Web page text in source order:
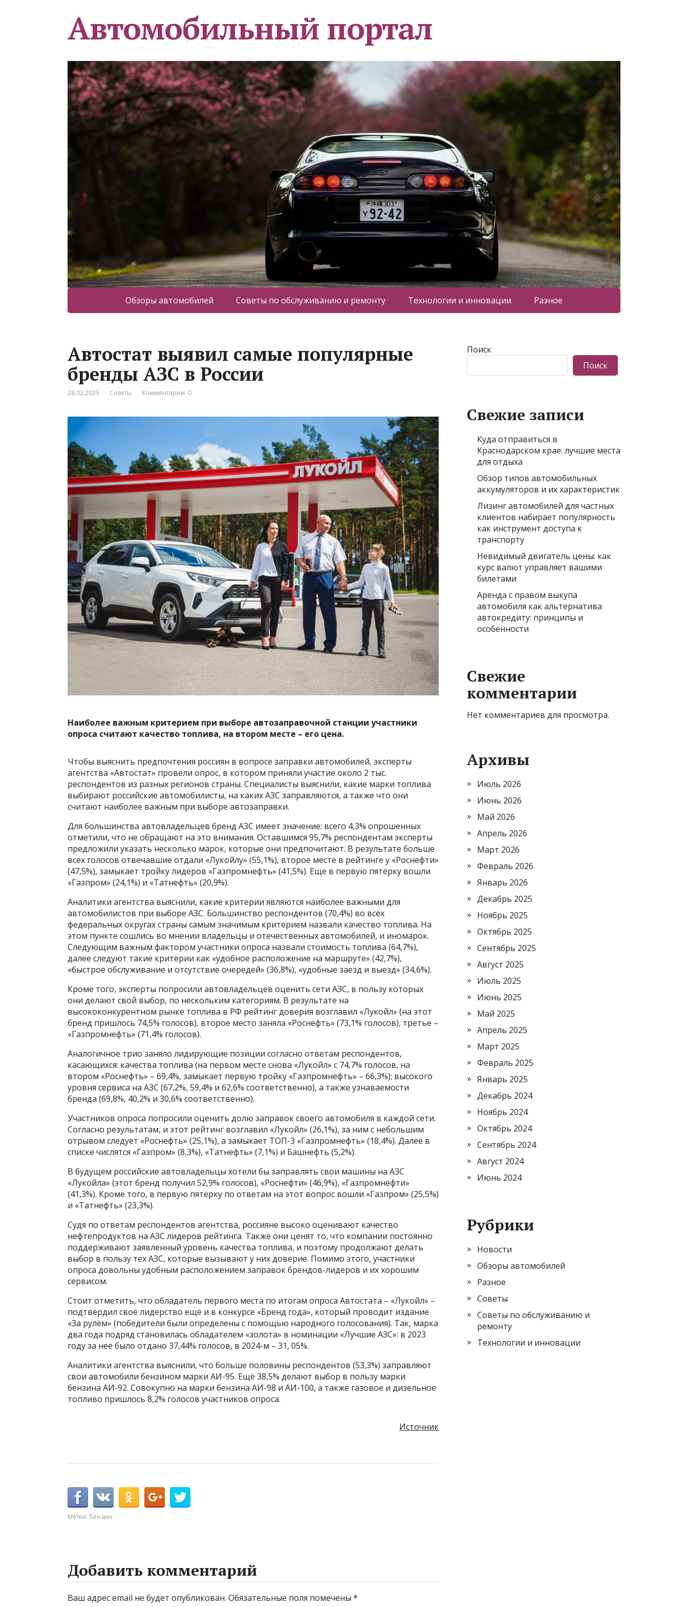
Автомобильный портал
Обзоры автомобилей Советы по обслуживанию и ремонту Технологии и инновации Разное
Автостат выявил самые популярные
бренды АЗС в России
28.02.2025 Советы Комментарии: 0
Наиболее важным критерием при выборе автозаправочной станции участники
опроса считают качество топлива, на втором месте – его цена.
Чтобы выяснить предпочтения россиян в вопросе заправки автомобилей, эксперты
агентства «Автостат» провели опрос, в котором приняли участие около 2 тыс.
респондентов из разных регионов страны. Специалисты выяснили, какие марки топлива
выбирают российские автомобилисты, на каких АЗС заправляются, а также что они
считают наиболее важным при выборе автозаправки.
Для большинства автовладельцев бренд АЗС имеет значение: всего 4,3% опрошенных
отметили, что не обращают на это внимания. Оставшимся 95,7% респондентам эксперты
предложили указать несколько марок, которые они предпочитают. В результате больше
всех голосов отвечавшие отдали «Лукойлу» (55,1%), второе месте в рейтинге у «Роснефти»
(47,5%), замыкает тройку лидеров «Газпромнефть» (41,5%). Ещё в первую пятёрку вошли
«Газпром» (24,1%) и «Татнефть» (20,9%).
Аналитики агентства выяснили, какие критерии являются наиболее важными для
автомобилистов при выборе АЗС. Большинство респондентов (70,4%) во всех
федеральных округах страны самым значимым критерием назвали качество топлива. На
этом пункте сошлись во мнении владельцы и отечественных автомобилей, и иномарок.
Следующим важным фактором участники опроса назвали стоимость топлива (64,7%),
далее следуют такие критерии как «удобное расположение на маршруте» (42,7%),
«быстрое обслуживание и отсутствие очередей» (36,8%), «удобные заезд и выезд» (34,6%).
Кроме того, эксперты попросили автовладельцев оценить сети АЗС, в пользу которых
они делают свой выбор, по нескольким категориям. В результате на
высококонкурентном рынке топлива в РФ рейтинг доверия возглавил «Лукойл» (на этот
бренд пришлось 74,5% голосов), второе место заняла «Роснефть» (73,1% голосов), третье –
«Газпромнефть» (71,4% голосов).
Аналогичное трио заняло лидирующие позиции согласно ответам респондентов,
касающихся: качества топлива (на первом месте снова «Лукойл» с 74,7% голосов, на
втором «Роснефть» – 69,4%, замыкает первую тройку «Газпромнефть» – 66,3%); высокого
уровня сервиса на АЗС (67,2%, 59,4% и 62,6% соответственно), а также узнаваемости
бренда (69,8%, 40,2% и 30,6% соответственно).
Участников опроса попросили оценить долю заправок своего автомобиля в каждой сети.
Согласно результатам, и этот рейтинг возглавил «Лукойл» (26,1%), за ним с небольшим
отрывом следует «Роснефть» (25,1%), а замыкает ТОП-3 «Газпромнефть» (18,4%). Далее в
списке числятся «Газпром» (8,3%), «Татнефть» (7,1%) и Башнефть (5,2%).
В будущем российские автовладельцы хотели бы заправлять свои машины на АЗС
«Лукойла» (этот бренд получил 52,9% голосов), «Роснефти» (46,9%), «Газпромнефти»
(41,3%). Кроме того, в первую пятёрку по ответам на этот вопрос вошли «Газпром» (25,5%)
и «Татнефть» (23,3%).
Судя по ответам респондентов агентства, россияне высоко оценивают качество
нефтепродуктов на АЗС лидеров рейтинга. Также они ценят то, что компании постоянно
поддерживают заявленный уровень качества топлива, и поэтому продолжают делать
выбор в пользу тех АЗС, которые вызывают у них доверие. Помимо этого, участники
опроса довольны удобным расположением заправок брендов-лидеров и их хорошим
сервисом.
Стоит отметить, что обладатель первого места по итогам опроса Автостата – «Лукойл» –
подтвердил своё лидерство ещё и в конкурсе «Бренд года», который проводит издание
«За рулём» (победители были определены с помощью народного голосования). Так, марка
два года подряд становилась обладателем «золота» в номинации «Лучшие АЗС»: в 2023
году за неё было отдано 37,44% голосов, в 2024-м – 31, 05%.
Аналитики агентства выяснили, что больше половины респондентов (53,3%) заправляют
свои автомобили бензином марки АИ-95. Ещё 38,5% делают выбор в пользу марки
бензина АИ-92. Совокупно на марки бензина АИ-98 и АИ-100, а также газовое и дизельное
топливо пришлось 8,2% голосов участников опроса.
Источник
Метки: бензин
Добавить комментарий
Ваш адрес email не будет опубликован. Обязательные поля помечены *
Поиск
Поиск
Свежие записи
Куда отправиться в
Краснодарском крае: лучшие места
для отдыха
Обзор типов автомобильных
аккумуляторов и их характеристик
Лизинг автомобилей для частных
клиентов набирает популярность
как инструмент доступа к
транспорту
Невидимый двигатель цены: как
курс валют управляет вашими
билетами
Аренда с правом выкупа
автомобиля как альтернатива
автокредиту: принципы и
особенности
Свежие
комментарии
Нет комментариев для просмотра.
Архивы
Июль 2026
Июнь 2026
Май 2026
Апрель 2026
Март 2026
Февраль 2026
Январь 2026
Декабрь 2025
Ноябрь 2025
Октябрь 2025
Сентябрь 2025
Август 2025
Июль 2025
Июнь 2025
Май 2025
Апрель 2025
Март 2025
Февраль 2025
Январь 2025
Декабрь 2024
Ноябрь 2024
Октябрь 2024
Сентябрь 2024
Август 2024
Июнь 2024
Рубрики
Новости
Обзоры автомобилей
Разное
Советы
Советы по обслуживанию и
ремонту
Технологии и инновации